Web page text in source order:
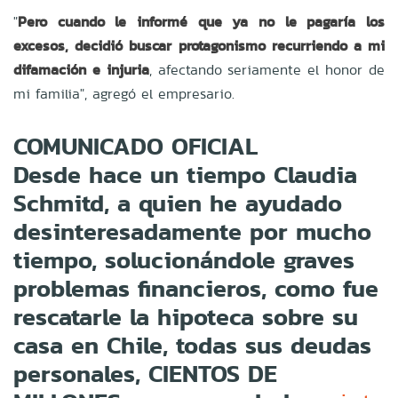
"Pero cuando le informé que ya no le pagaría los
excesos, decidió buscar protagonismo recurriendo a mi
difamación e injuria, afectando seriamente el honor de
mi familia", agregó el empresario.
COMUNICADO OFICIAL
Desde hace un tiempo Claudia
Schmitd, a quien he ayudado
desinteresadamente por mucho
tiempo, solucionándole graves
problemas financieros, como fue
rescatarle la hipoteca sobre su
casa en Chile, todas sus deudas
personales, CIENTOS DE